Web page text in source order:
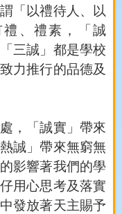
「以禮待人、以
、禮素，「誠
三誠」都是學校
力推行的品德及
，「誠實」帶來
誠」帶來無窮無
影響著我們的學
用心思考及落實
發放著天主賜予